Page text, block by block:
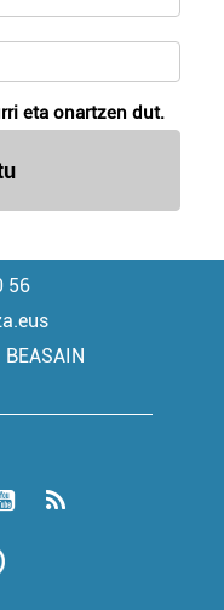
eta onartzen dut.
56